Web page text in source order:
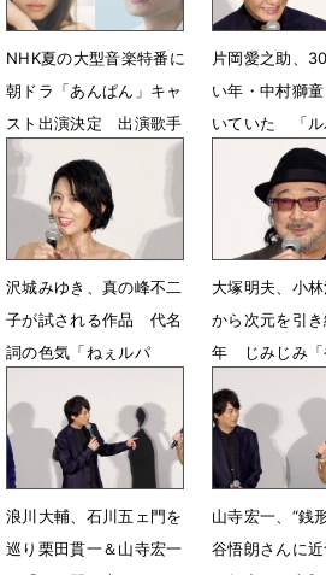
NHK夏の大型音楽特番に
朝ドラ「あんぱん」キャ
スト出演決定 出演歌手
とSPステージを披露
8月1日 13時45分
片岡愛之助、
い年・中村獅
いていた 「ル
世」参加で歓喜
6月20日 20時
沢城みゆき、真の峰不二
子が試される作品 代名
詞の色気「ねぇルパ
6月20日 09時55分
大塚明夫、小
から次元を引き
年 じみじみ「
と…」
6月20日 09時
浪川大輔、石川五ェ門を
巡り栗田貫一＆山寺宏一
山寺宏一、“銭
谷悟朗さんに近